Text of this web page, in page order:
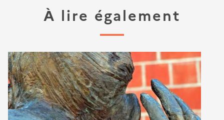
À lire également